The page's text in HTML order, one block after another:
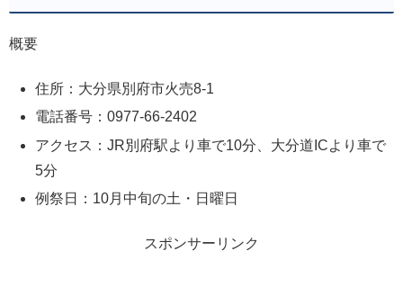
概要
住所：大分県別府市火売8-1
電話番号：0977-66-2402
アクセス：JR別府駅より車で10分、大分道ICより車で
5分
例祭日：10月中旬の土・日曜日
スポンサーリンク